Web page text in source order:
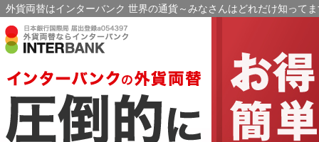
外貨両替はインターバンク 世界の通貨～みなさんはどれだけ知って